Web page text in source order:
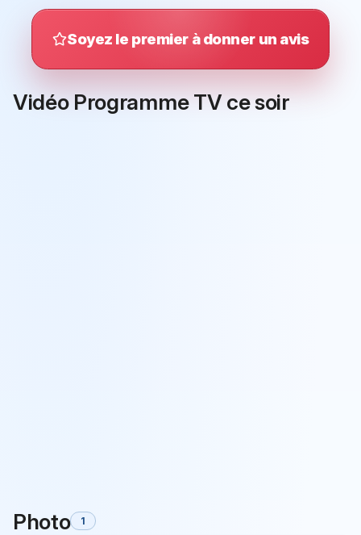
Soyez le premier à donner un avis
Vidéo Programme TV ce soir
Photo 1